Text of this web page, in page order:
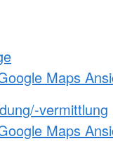
Maps
vermittlung
Maps